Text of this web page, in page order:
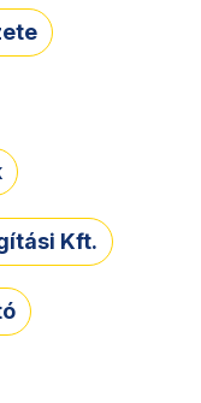
Kft.